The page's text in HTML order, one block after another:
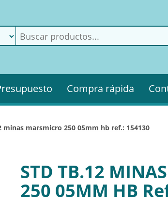
Compra rápida
minas marsmicro 250 05mm hb ref.: 154130
STD TB.12
250 05MM HB